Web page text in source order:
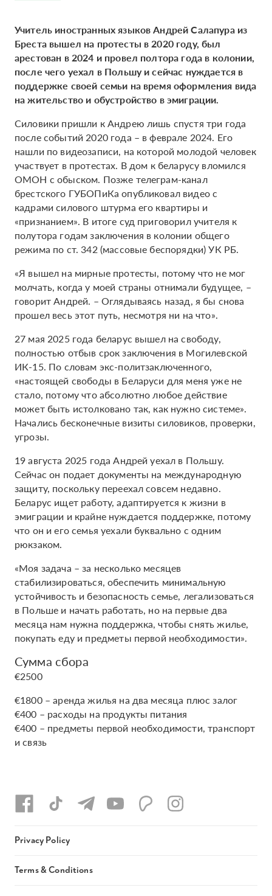
Учитель иностранных языков Андрей Салапура из
Бреста вышел на протесты в 2020 году, был
арестован в 2024 и провел полтора года в колонии,
после чего уехал в Польшу и сейчас нуждается в
поддержке своей семьи на время оформления вида
на жительство и обустройство в эмиграции.
Силовики пришли к Андрею лишь спустя три года
после событий 2020 года – в феврале 2024. Его
нашли по видеозаписи, на которой молодой человек
участвует в протестах. В дом к беларусу вломился
ОМОН с обыском. Позже телеграм-канал
брестского ГУБОПиКа опубликовал видео с
кадрами силового штурма его квартиры и
«признанием». В итоге суд приговорил учителя к
полутора годам заключения в колонии общего
режима по ст. 342 (массовые беспорядки) УК РБ.
«Я вышел на мирные протесты, потому что не мог
молчать, когда у моей страны отнимали будущее, –
говорит Андрей. – Оглядываясь назад, я бы снова
прошел весь этот путь, несмотря ни на что».
27 мая 2025 года беларус вышел на свободу,
полностью отбыв срок заключения в Могилевской
ИК-15. По словам экс-политзаключенного,
«настоящей свободы в Беларуси для меня уже не
стало, потому что абсолютно любое действие
может быть истолковано так, как нужно системе».
Начались бесконечные визиты силовиков, проверки,
угрозы.
19 августа 2025 года Андрей уехал в Польшу.
Сейчас он подает документы на международную
защиту, поскольку переехал совсем недавно.
Беларус ищет работу, адаптируется к жизни в
эмиграции и крайне нуждается поддержке, потому
что он и его семья уехали буквально с одним
рюкзаком.
«Моя задача – за несколько месяцев
стабилизироваться, обеспечить минимальную
устойчивость и безопасность семье, легализоваться
в Польше и начать работать, но на первые два
месяца нам нужна поддержка, чтобы снять жилье,
покупать еду и предметы первой необходимости».
Сумма сбора
€2500
€1800 – аренда жилья на два месяца плюс залог
€400 – расходы на продукты питания
€400 – предметы первой необходимости, транспорт
и связь
Privacy Policy
Terms & Conditions